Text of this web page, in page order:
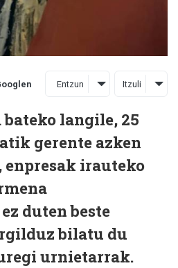
Entzun Itzuli
langile, 25
gerente azken
irauteko
duten beste
bilatu du
urnietarrak.